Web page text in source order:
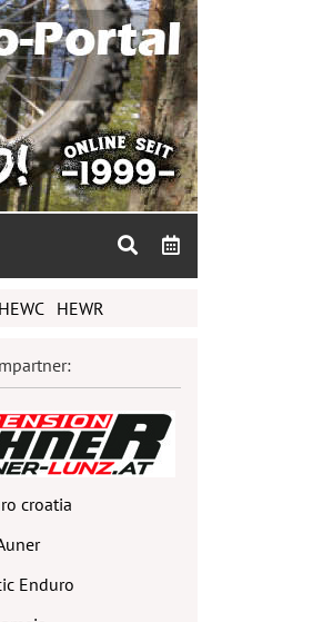
HEWC HEWR